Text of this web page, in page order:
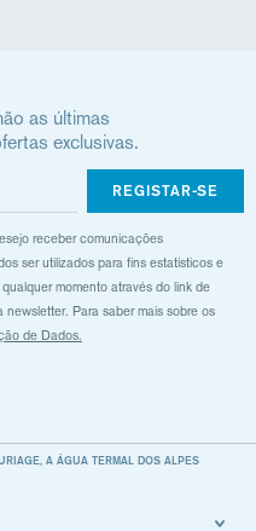
as últimas
exclusivas.
REGISTAR-SE
receber comunicações
ser utilizados para fins estatísticos e
momento através do link de
Para saber mais sobre os
de Dados.
A ÁGUA TERMAL DOS ALPES